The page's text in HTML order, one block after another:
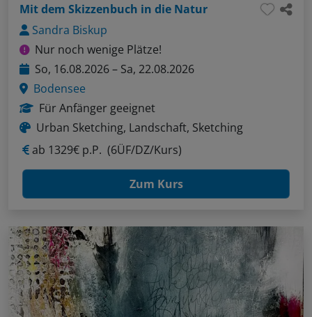
Mit dem Skizzenbuch in die Natur
Sandra Biskup
Nur noch wenige Plätze!
So, 16.08.2026 – Sa, 22.08.2026
Bodensee
Für Anfänger geeignet
Urban Sketching, Landschaft, Sketching
ab 1329€ p.P. (6ÜF/DZ/Kurs)
Zum Kurs